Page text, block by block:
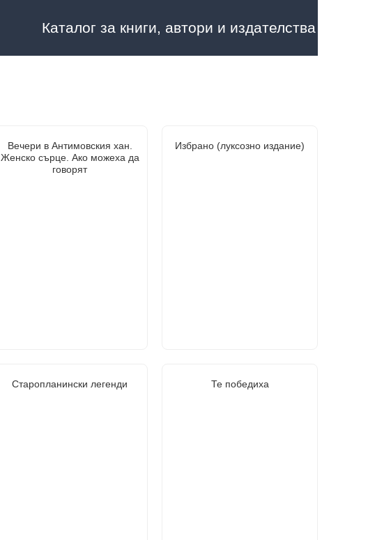
Каталог за книги, автори и издателства
Вечери в Антимовския хан.
Женско сърце. Ако можеха да
говорят
Избрано (луксозно издание)
Старопланински легенди Те победиха